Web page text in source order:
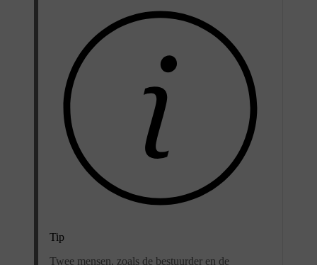
Tip
Twee mensen, zoals de bestuurder en de